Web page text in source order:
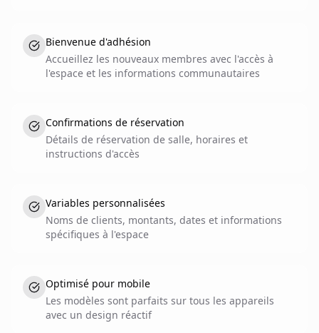
Bienvenue d'adhésion
Accueillez les nouveaux membres avec l'accès à
l'espace et les informations communautaires
Confirmations de réservation
Détails de réservation de salle, horaires et
instructions d'accès
Variables personnalisées
Noms de clients, montants, dates et informations
spécifiques à l'espace
Optimisé pour mobile
Les modèles sont parfaits sur tous les appareils
avec un design réactif